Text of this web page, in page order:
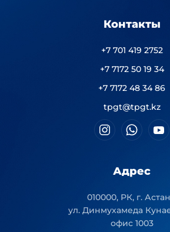
Контакты
+7 701 419 2752
+7 7172 50 19 34
+7 7172 48 34 86
tpgt@tpgt.kz
Адрес
010000, РК, г.
ул. Динмухамеда
офис 1003